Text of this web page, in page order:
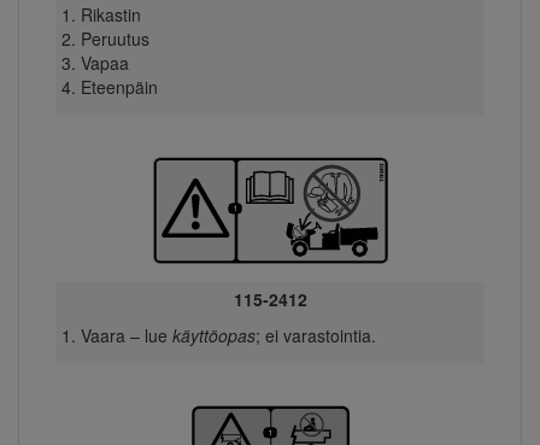
Rikastin
Peruutus
Vapaa
Eteenpäin
115-2412
Vaara – lue käyttöopas; ei varastointia.